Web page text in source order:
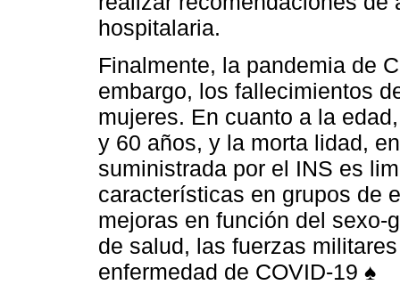
hospitalaria.
Finalmente, la pandemia de
embargo, los fallecimientos
mujeres. En cuanto a la
y 60 años, y la morta lidad,
suministrada por el INS es
características en grupos de
mejoras en función del sexo-
de salud, las fuerzas
enfermedad de COVID-19 ♠